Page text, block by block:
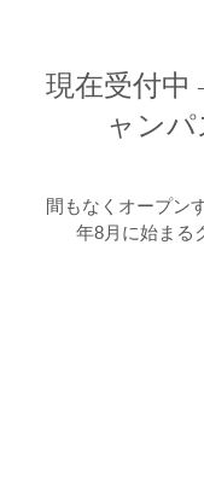
現在受付中
ャン
間もなくオープン
年8月に始まる